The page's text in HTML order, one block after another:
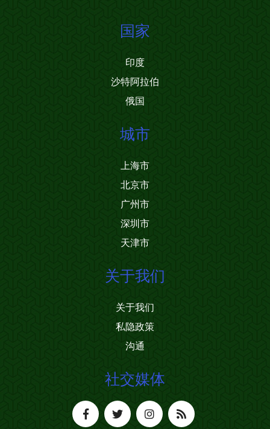
国家
印度
沙特阿拉伯
俄国
城市
上海市
北京市
广州市
深圳市
天津市
关于我们
关于我们
私隐政策
沟通
社交媒体